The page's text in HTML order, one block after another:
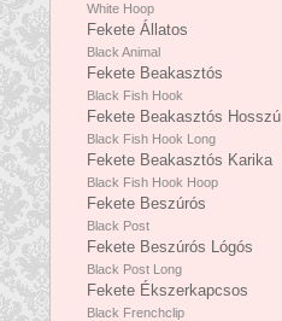
White Hoop
Fekete Állatos
Black Animal
Fekete Beakasztós
Black Fish Hook
Fekete Beakasztós Hosszú
Black Fish Hook Long
Fekete Beakasztós Karika
Black Fish Hook Hoop
Fekete Beszúrós
Black Post
Fekete Beszúrós Lógós
Black Post Long
Fekete Ékszerkapcsos
Black Frenchclip